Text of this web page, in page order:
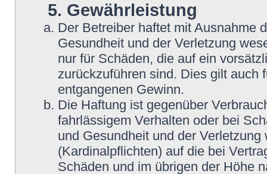
5. Gewährleistung
Der Betreiber haftet mit Ausnahme
Gesundheit und der Verletzung
nur für Schäden, die auf ein
zurückzuführen sind. Dies gilt auch
entgangenen Gewinn.
Die Haftung ist gegenüber
fahrlässigem Verhalten oder bei
und Gesundheit und der
(Kardinalpflichten) auf die bei
Schäden und im übrigen der Höhe